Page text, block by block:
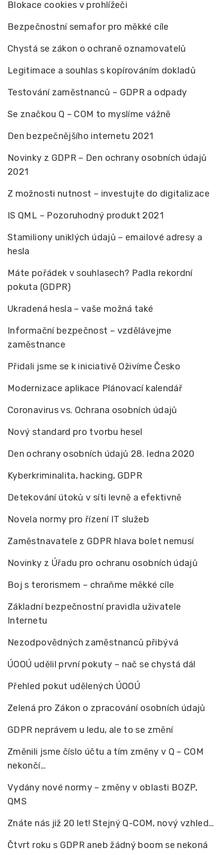
Blokace cookies v prohlížeči
Bezpečnostní semafor pro měkké cíle
Chystá se zákon o ochraně oznamovatelů
Legitimace a souhlas s kopírováním dokladů
Testování zaměstnanců – GDPR a odpady
Se značkou Q – COM to myslíme vážně
Den bezpečnějšího internetu 2021
Novinky z GDPR – Den ochrany osobních údajů
2021
Z možnosti nutnost – investujte do digitalizace
IS QML – Pozoruhodný produkt 2021
Stamiliony uniklých údajů – emailové adresy a
hesla
Máte pořádek v souhlasech? Padla rekordní
pokuta (GDPR)
Ukradená hesla – vaše možná také
Informační bezpečnost – vzdělávejme
zaměstnance
Přidali jsme se k iniciativě Oživíme Česko
Modernizace aplikace Plánovací kalendář
Coronavirus vs. Ochrana osobních údajů
Nový standard pro tvorbu hesel
Den ochrany osobních údajů 28. ledna 2020
Kyberkriminalita, hacking, GDPR
Detekování útoků v síti levně a efektivně
Novela normy pro řízení IT služeb
Zaměstnavatele z GDPR hlava bolet nemusí
Novinky z Úřadu pro ochranu osobních údajů
Boj s terorismem – chraňme měkké cíle
Základní bezpečnostní pravidla uživatele
Internetu
Nezodpovědných zaměstnanců přibývá
ÚOOÚ udělil první pokuty – nač se chystá dál
Přehled pokut udělených ÚOOÚ
Zelená pro Zákon o zpracování osobních údajů
GDPR neprávem u ledu, ale to se změní
Změnili jsme číslo účtu a tím změny v Q – COM
nekončí…
Vydány nové normy – změny v oblasti BOZP,
QMS
Znáte nás již 20 let! Stejný Q-COM, nový vzhled…
Čtvrt roku s GDPR aneb žádný boom se nekoná